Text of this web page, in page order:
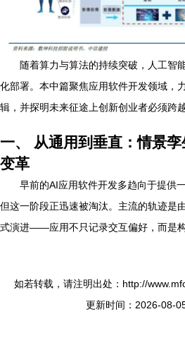
随着算力与算法的持续突破，人工智
化部署。本中篇聚焦应用软件开发领域，
辑，并探明未来征途上创新创业者必须跨
一、 从通用到垂直：情景
变革
早前的AI应用软件开发多趋向于提供
但这一阶段正迅速被淘汰。主流的轨迹是
式演进——应用不只记录交互偏好，而是
如若转载，请注明出处：http://
更新时间：2026-08-